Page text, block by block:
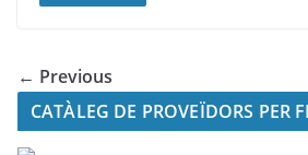
← Previous
CATÀLEG DE PROVEÏDORS PER